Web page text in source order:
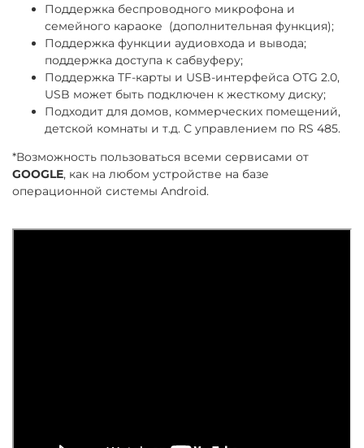
Поддержка беспроводного микрофона и
семейного караоке (дополнительная функция);
Поддержка функции аудиовхода и вывода;
поддержка доступа к сабвуферу;
Поддержка TF-карты и USB-интерфейса OTG 2.0,
USB может быть подключен к жесткому диску;
Подходит для домов, коммерческих помещений,
детской комнаты и т.д. С управлением по RS 485.
*Возможность пользоваться всеми сервисами от
GOOGLE, как на любом устройстве на базе
операционной системы Android.